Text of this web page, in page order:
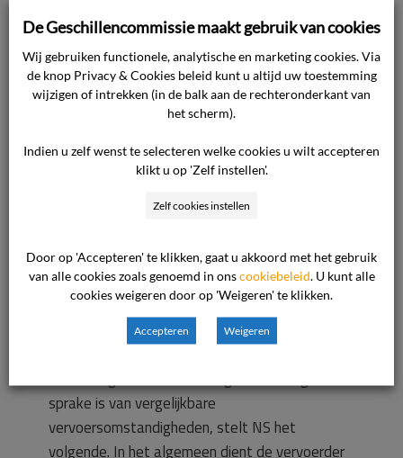
aankomst op de eindbestemming van het
doorgaand ticket, te weten Praag. In verband
daarmee had de heer Raspopov, op grond van
het bepaalde van artikel 18 lid 1, recht op hetzij
vervoersprijs (voor de reis van het station waar
de stranding heeft plaatsgevonden tot Praag),
hetzij voortzetting van de reis via een andere
vervoersomstandigheden. Uit het handelen van
de heer Raspopov blijkt duidelijk dat hij de reis
wenste voort te zetten. Indien en voor zover de
heer Raspopov bedoelt te betogen dat er
sprake is van vergelijkbare
vervoersomstandigheden, stelt NS het
volgende. In het algemeen dient de vervoerder
De Geschillencommissie maakt gebruik van cookies
Wij gebruiken functionele, analytische en marketing cookies. Via
de knop Privacy & Cookies beleid kunt u altijd uw toestemming
wijzigen of intrekken (in de balk aan de rechteronderkant van
het scherm).
Indien u zelf wenst te selecteren welke cookies u wilt accepteren
klikt u op 'Zelf instellen'.
Zelf cookies instellen
Door op 'Accepteren' te klikken, gaat u akkoord met het gebruik
van alle cookies zoals genoemd in onscookiebeleid. U kunt alle
cookies weigeren door op 'Weigeren' te klikken.
Accepteren Weigeren